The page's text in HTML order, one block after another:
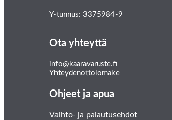
Y-tunnus: 3375984-9
Ota yhteyttä
info@kaaravaruste.fi
Yhteydenottolomake
Ohjeet ja apua
Vaihto- ja palautusehdot